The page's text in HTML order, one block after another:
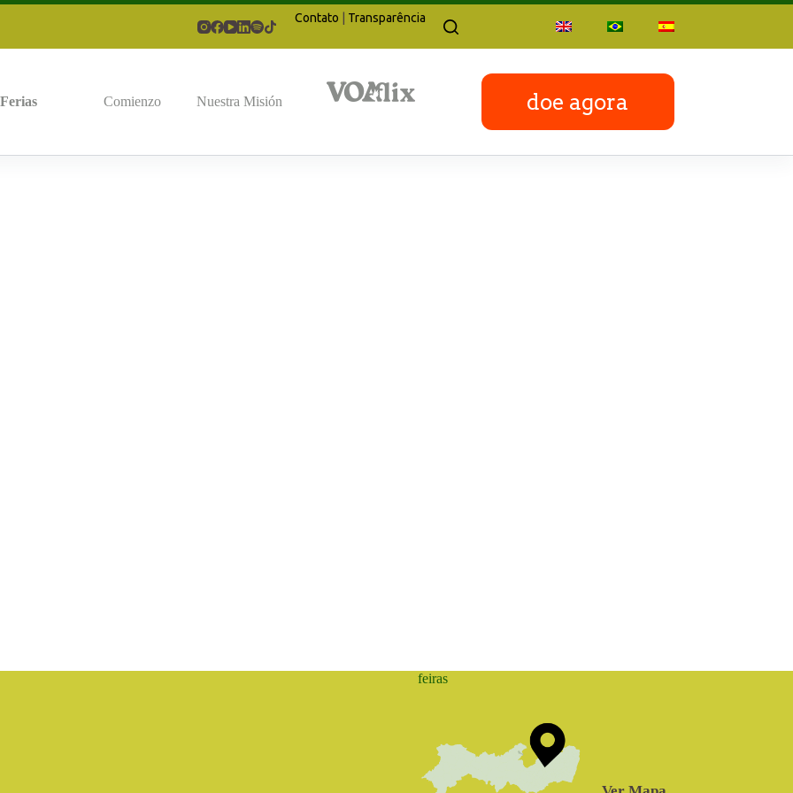
Contato | Transparência
Ferias Comienzo Nuestra Misión doe agora
feiras